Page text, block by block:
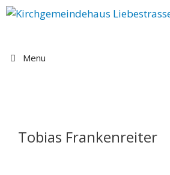
Springe
Menu
Tobias Frankenreiter